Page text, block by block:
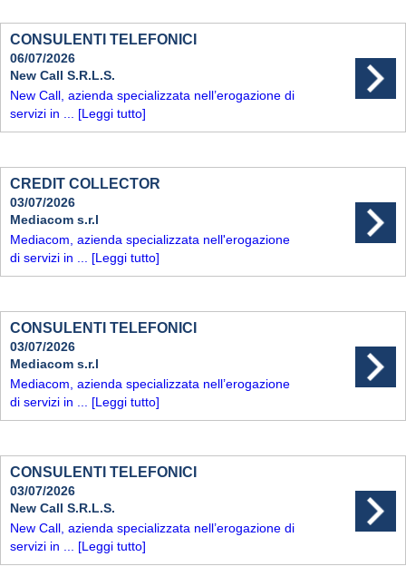
CONSULENTI TELEFONICI
06/07/2026
New Call S.R.L.S.
New Call, azienda specializzata nell’erogazione di
servizi in ... [Leggi tutto]
CREDIT COLLECTOR
03/07/2026
Mediacom s.r.l
Mediacom, azienda specializzata nell'erogazione
di servizi in ... [Leggi tutto]
CONSULENTI TELEFONICI
03/07/2026
Mediacom s.r.l
Mediacom, azienda specializzata nell’erogazione
di servizi in ... [Leggi tutto]
CONSULENTI TELEFONICI
03/07/2026
New Call S.R.L.S.
New Call, azienda specializzata nell’erogazione di
servizi in ... [Leggi tutto]